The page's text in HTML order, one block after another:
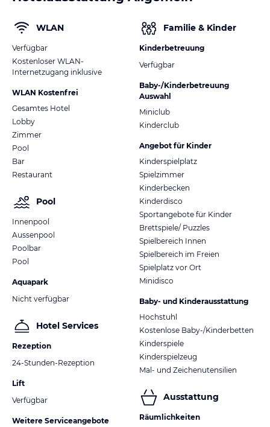
Hotel Longosa
WLAN
Verfügbar
Kostenloser WLAN-
Internetzugang inklusive
WLAN Kostenfrei
Gesamtes Hotel
Lobby
Zimmer
Pool
Bar
Restaurant
Pool
Innenpool
Aussenpool
Poolbar
Pool
Aquapark
Nicht verfügbar
Hotel Services
Rezeption
24-Stunden-Rezeption
Lift
Verfügbar
Weitere Serviceangebote
Familie & Kinder
Kinderbetreuung
Verfügbar
Baby-/Kinderbetreuung
Auswahl
Miniclub
Kinderclub
Angebot für Kinder
Kinderspielplatz
Spielzimmer
Kinderbecken
Kinderdisco
Sportangebote für Kinder
Brettspiele/ Puzzles
Spielbereich Innen
Spielbereich im Freien
Spielplatz vor Ort
Minidisco
Baby- und Kinderausstattung
Hochstuhl
Kostenlose Baby-/Kinderbetten
Kinderspiele
Kinderspielzeug
Mal- und Zeichenutensilien
Ausstattung
Räumlichkeiten